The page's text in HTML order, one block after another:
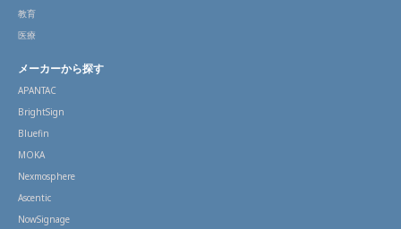
教育
医療
メーカーから探す
APANTAC
BrightSign
Bluefin
MOKA
Nexmosphere
Ascentic
NowSignage